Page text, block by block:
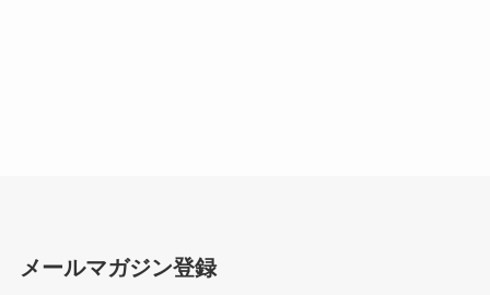
メールマガジン登録